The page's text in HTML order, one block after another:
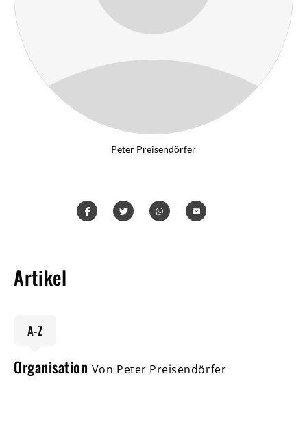
Peter Preisendörfer
Artikel
A-Z
Organisation Von Peter Preisendörfer